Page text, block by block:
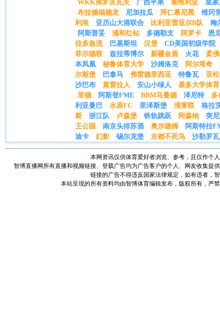
WKK弗罗茨瓦夫
广西平果 塞维利亚
皇
布拉德福德龙
尼加拉瓜 拜仁慕尼黑
维冈
利埃
亚历山大港联合 比利亚雷亚尔B队
梅
阿斯普妥
浦和红钻 多德勒支 阿罗卡
恩
拉多急流
巴基斯坦 汉堡
CD美国初级学院
菲尔德联
兹拉蒂博尔 新疆金盾 火花
柔
本凤凰
秘鲁体育大学 沙姆洛克 阿尔塔奇
尔斯堡
巴拿马 弗雷德里西亚 特鲁瓦
亚
沙巴布
莫雷拉人 安山小绿人
基多大学体育
里德
阿斯登FME BBM马曼德 泽尼特
多
利亚曼巴
水原FC 里泽斯堡 清莱联
格拉
斯
浙江队 卢森堡 铁轨跳跃 阿森纳
突
王公园
南京头排苏酒 奥尔德姆
阿斯特拉
迪卡
幻影 锡尔克堡 京都不死鸟 沙勒罗瓦
本网资讯仅供体育爱好者浏览、参考，且仅作个
智博直播网所有直播和视频链接、登载广告均为广告客户的个人、网友收集提
链接的广告不得违反国家法律规定，如有违者，
本站呈现的所有资料均由智博体育编辑发布，版权所有，严